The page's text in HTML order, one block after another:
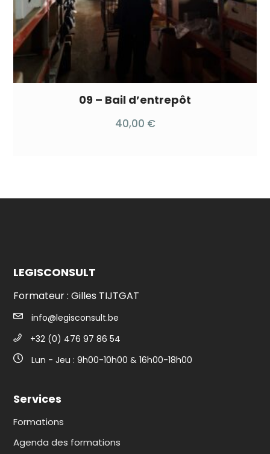
09 – Bail d’entrepôt
40,00 €
LEGISCONSULT
Formateur : Gilles TIJTGAT
info@legisconsult.be
+32 (0) 476 97 86 54
Lun - Jeu : 9h00-10h00 & 16h00-18h00
Services
Formations
Agenda des formations